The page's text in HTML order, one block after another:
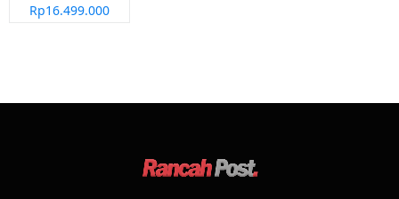
Rp16.499.000